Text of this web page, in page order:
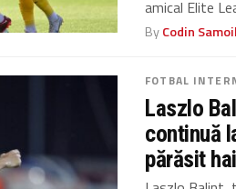
amical Elite
ByCodin
FOTBAL
Laszlo
continuă
părăsit